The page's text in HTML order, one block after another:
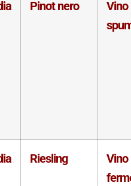
Pinot nero
Vino
Riesling
Vino